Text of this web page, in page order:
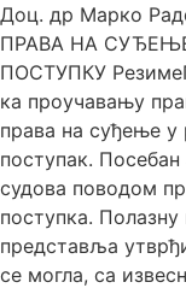
Доц. др Марко
ПРАВА НА
ПОСТУПКУ
ка проучавању
права на суђење у
поступак.
судова поводом
поступка.
представља
се могла, са